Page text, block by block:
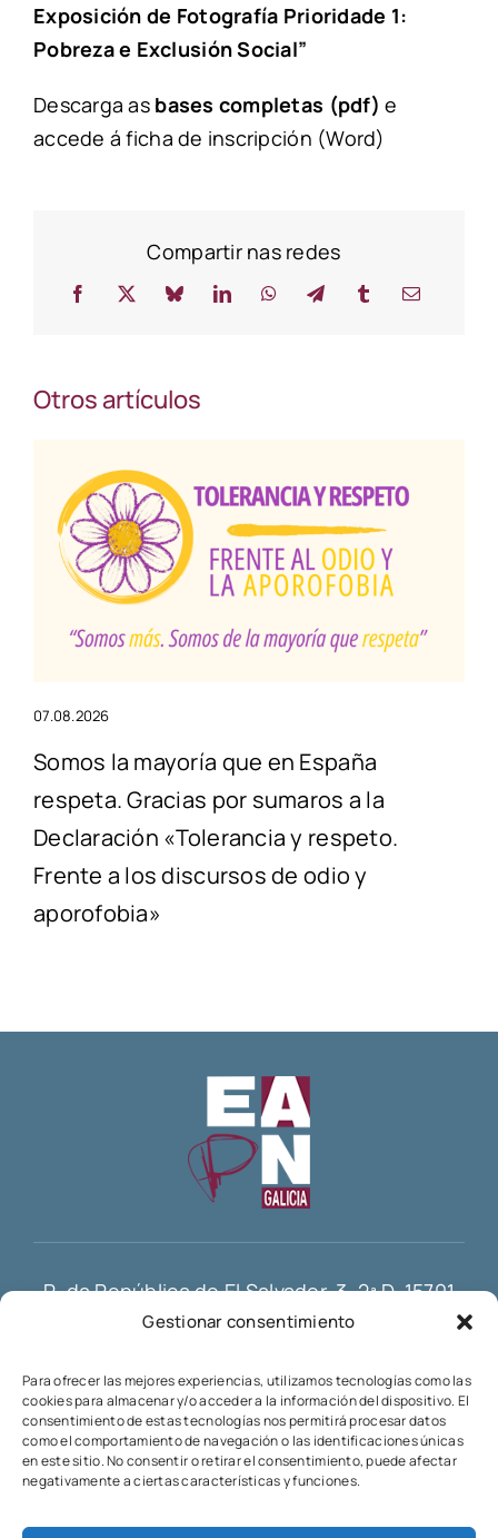
Gestionar consentimiento
Para ofrecer las mejores experiencias, utilizamos tecnologías como las
cookies para almacenar y/o acceder a la información del dispositivo. El
consentimiento de estas tecnologías nos permitirá procesar datos
como el comportamiento de navegación o las identificaciones únicas
en este sitio. No consentir o retirar el consentimiento, puede afectar
negativamente a ciertas características y funciones.
Exposición de Fotografía Prioridade 1:
Pobreza e Exclusión Social”
Descarga as bases completas (pdf) e
accede áficha de inscripción (Word)
Compartir nas redes
Otros artículos
07.08.2026
Somos la mayoría que en España
respeta. Gracias por sumaros a la
Declaración «Tolerancia y respeto.
Frente a los discursos de odio y
aporofobia»
R. da República de El Salvador, 3, 2ª D, 15701
Santiago de Compostela
Generation EU